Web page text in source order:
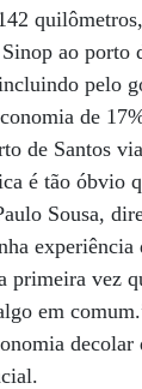
Sinop ao
pelo
de
de Santos
é tão óbvio
Sousa,
experiência
primeira vez
em